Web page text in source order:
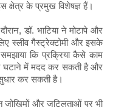
क्षेत्र के प्रमुख विशेषज्ञ हैं।
डॉ. भाटिया ने मोटापे और
स्लीव गैस्ट्रेक्टोमी और इसके
समझाया कि प्रक्रिया कैसे काम
घटाने में मदद कर सकती है और
कर सकती है।
जोखिमों और जटिलताओं पर भी